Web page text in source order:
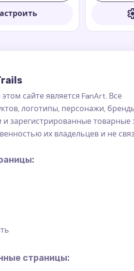
сайте является FanArt. Все
логотипы, персонажи,
и зарегистрированные товарные
их владельцев и не
страницы: